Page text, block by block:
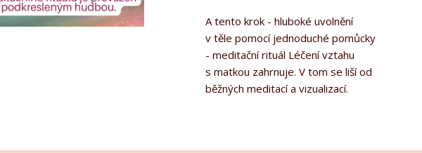
A tento krok - hluboké uvolnění
v těle pomocí jednoduché pomůcky
- meditační rituál Léčení vztahu
s matkou zahrnuje. V tom se liší od
běžných meditací a vizualizací.